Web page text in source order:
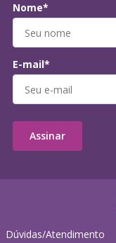
Dúvidas/Atendimento
Nome*
E-mail*
Assinar